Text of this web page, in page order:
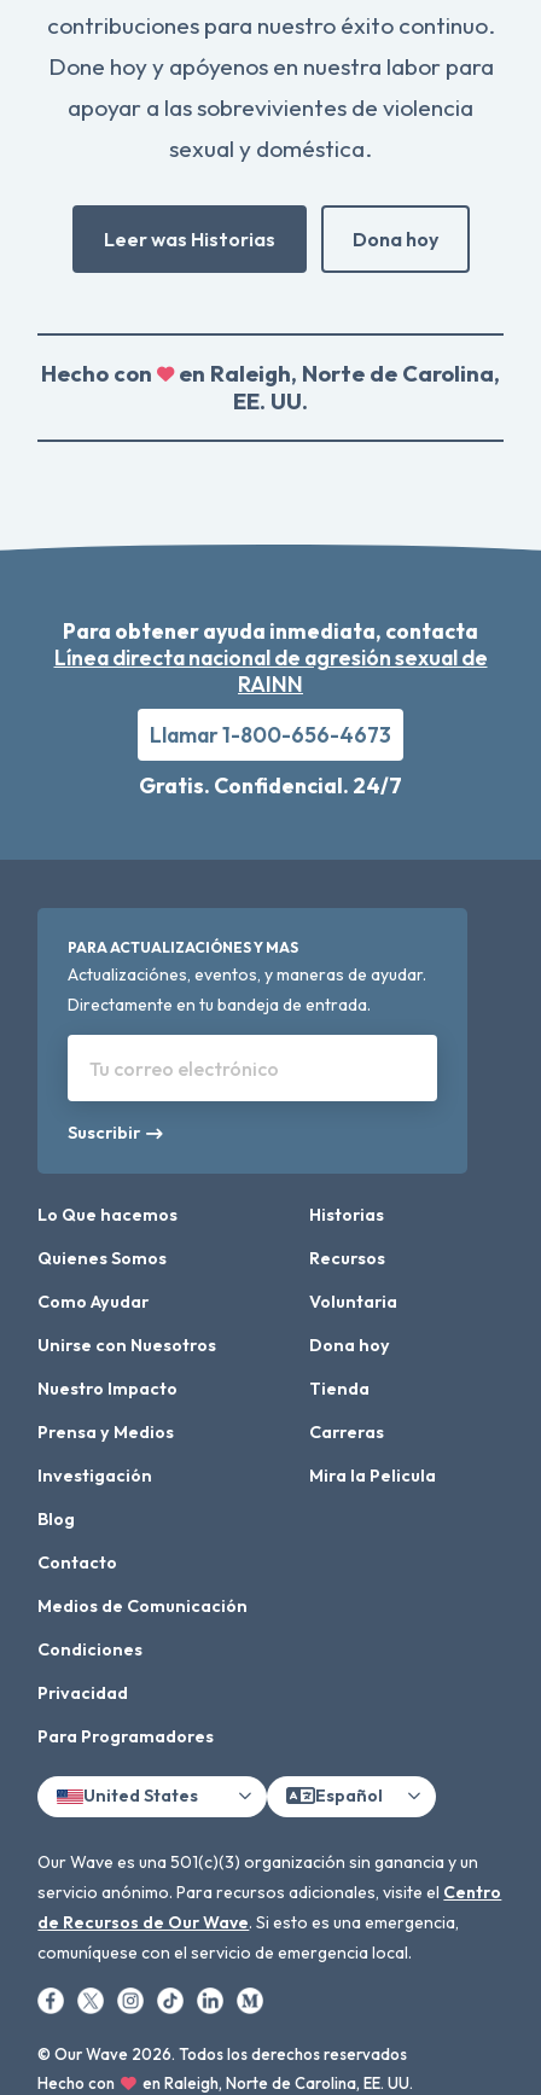
contribuciones para nuestro éxito continuo.
Done hoy y apóyenos en nuestra labor para
apoyar a las sobrevivientes de violencia
sexual y doméstica.
Leer was Historias Dona hoy
Hecho con
en Raleigh, Norte de Carolina,
EE. UU.
Para obtener ayuda inmediata, contacta
Línea directa nacional de agresión sexual de
RAINN
Llamar 1-800-656-4673
Gratis. Confidencial. 24/7
PARA ACTUALIZACIÓNES Y MAS
Actualizaciónes, eventos, y maneras de ayudar.
Directamente en tu bandeja de entrada.
Tu correo electrónico
Suscribir
Lo Que hacemos
Quienes Somos
Como Ayudar
Unirse con Nuesotros
Nuestro Impacto
Prensa y Medios
Investigación
Historias
Recursos
Voluntaria
Dona hoy
Tienda
Carreras
Mira la Pelicula
Blog
Contacto
Medios de Comunicación
Condiciones
Privacidad
Para Programadores
United States Español
Our Wave es una 501(c)(3) organización sin ganancia y un
servicio anónimo. Para recursos adicionales, visite el Centro
de Recursos de Our Wave. Si esto es una emergencia,
comuníquese con el servicio de emergencia local.
© Our Wave 2026. Todos los derechos reservados
Hecho con
en Raleigh, Norte de Carolina, EE. UU.